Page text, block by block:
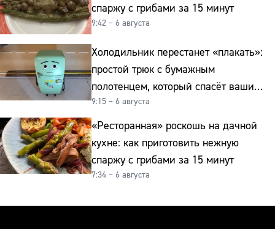
спаржу с грибами за 15 минут
9:42 – 6 августа
Холодильник перестанет «плакать»:
простой трюк с бумажным
полотенцем, который спасёт ваши
овощи от гнили
9:15 – 6 августа
«Ресторанная» роскошь на дачной
кухне: как приготовить нежную
спаржу с грибами за 15 минут
7:34 – 6 августа